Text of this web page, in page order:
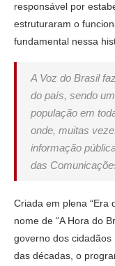
responsável por
estruturaram o
fundamental nessa
A Voz do Brasil
do país, sendo
população em
onde, muitas
informação
das
Criada em plena “Era
nome de “A Hora do
governo dos
das décadas, o